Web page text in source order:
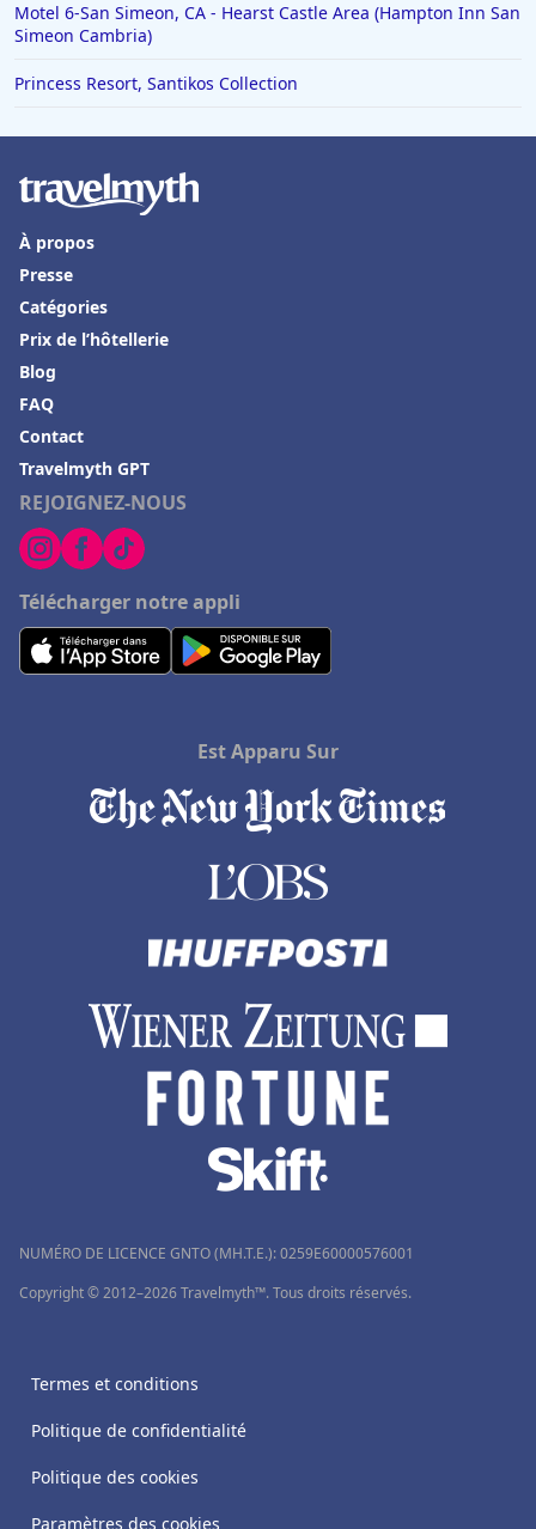
Motel 6-San Simeon, CA - Hearst Castle Area (Hampton Inn San
Simeon Cambria)
Princess Resort, Santikos Collection
REJOIGNEZ-NOUS
Télécharger notre appli
À propos
Presse
Catégories
Prix de l’hôtellerie
Blog
FAQ
Contact
Travelmyth GPT
Est Apparu Sur
NUMÉRO DE LICENCE GNTO (MH.T.E.): 0259Ε60000576001
Copyright © 2012–2026 Travelmyth™. Tous droits réservés.
Termes et conditions
Politique de confidentialité
Politique des cookies
Paramètres des cookies